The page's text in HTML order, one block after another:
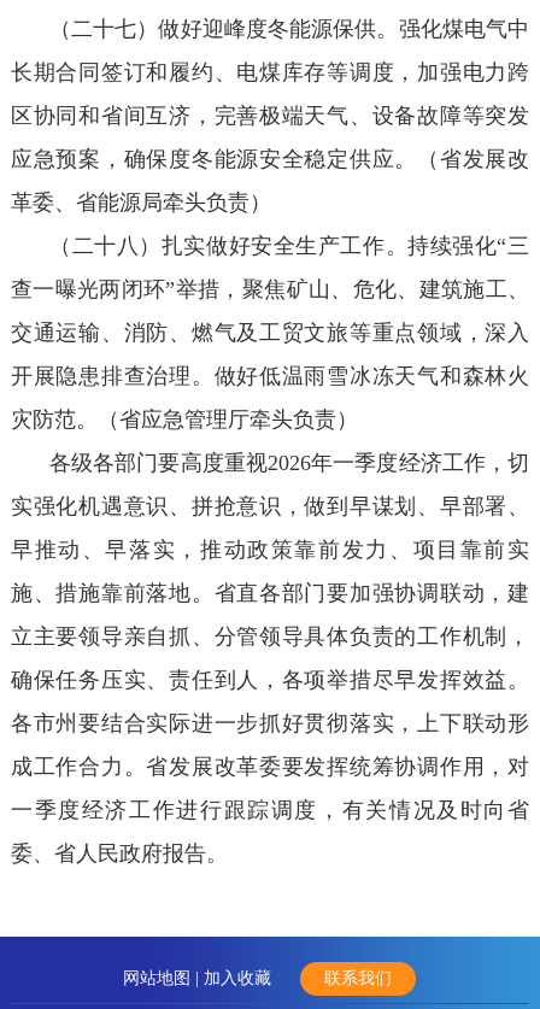
（二十七）做好迎峰度冬能源保供。强化煤电气中
长期合同签订和履约、电煤库存等调度，加强电力跨
区协同和省间互济，完善极端天气、设备故障等突发
应急预案，确保度冬能源安全稳定供应。（省发展改
革委、省能源局牵头负责）
（二十八）扎实做好安全生产工作。持续强化“三
查一曝光两闭环”举措，聚焦矿山、危化、建筑施工、
交通运输、消防、燃气及工贸文旅等重点领域，深入
开展隐患排查治理。做好低温雨雪冰冻天气和森林火
灾防范。（省应急管理厅牵头负责）
各级各部门要高度重视2026年一季度经济工作，切
实强化机遇意识、拼抢意识，做到早谋划、早部署、
早推动、早落实，推动政策靠前发力、项目靠前实
施、措施靠前落地。省直各部门要加强协调联动，建
立主要领导亲自抓、分管领导具体负责的工作机制，
确保任务压实、责任到人，各项举措尽早发挥效益。
各市州要结合实际进一步抓好贯彻落实，上下联动形
成工作合力。省发展改革委要发挥统筹协调作用，对
一季度经济工作进行跟踪调度，有关情况及时向省
委、省人民政府报告。
网站地图 | 加入收藏 联系我们